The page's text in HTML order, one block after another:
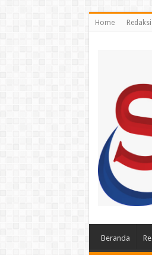
Home Redaksi
Beranda